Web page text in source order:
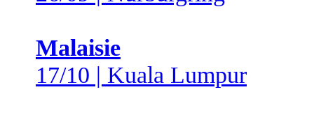
Malaisie
17/10 | Kuala Lumpur